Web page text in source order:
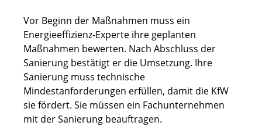
Vor Beginn der Maßnahmen muss ein
Energieeffizienz-Experte ihre geplanten
Maßnahmen bewerten. Nach Abschluss der
Sanierung bestätigt er die Umsetzung. Ihre
Sanierung muss technische
Mindestanforderungen erfüllen, damit die KfW
sie fördert. Sie müssen ein Fachunternehmen
mit der Sanierung beauftragen.